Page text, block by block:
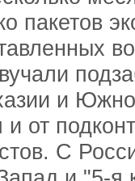
пакетов
и
и от
С